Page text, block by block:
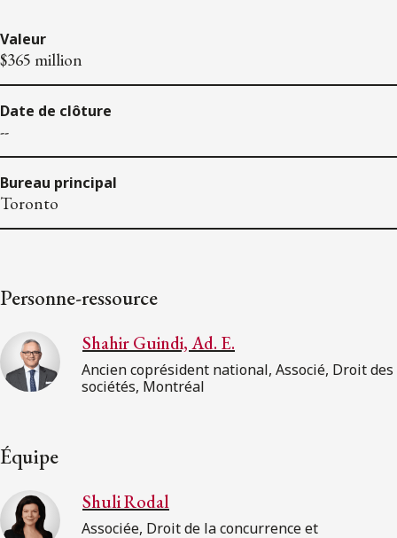
Valeur
$365 million
Date de clôture
--
Bureau principal
Toronto
Personne-ressource
Shahir Guindi, Ad. E.
Ancien coprésident national, Associé, Droit des
sociétés, Montréal
Équipe
Shuli Rodal
Associée, Droit de la concurrence et